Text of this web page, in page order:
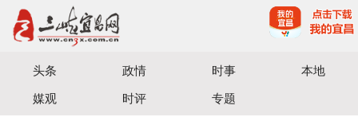
宜昌三峡融媒体中心主办
头条 政情 时事
本地
媒观
时评 专题